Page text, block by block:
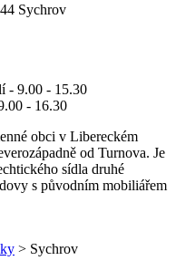
Sychrov
- 9.00 - 15.30
- 16.30
obci v Libereckém
od Turnova. Je
sídla druhé
s původním mobiliářem
> Sychrov